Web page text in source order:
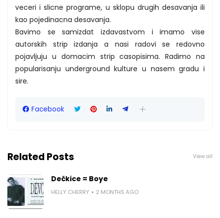
veceri i slicne programe, u sklopu drugih desavanja ili
kao pojedinacna desavanja.
Bavimo se samizdat izdavastvom i imamo vise
autorskih strip izdanja a nasi radovi se redovno
pojavljuju u domacim strip casopisima. Radimo na
popularisanju underground kulture u nasem gradu i
sire.
Facebook
Related Posts View all
Dečkice = Boye
HELLY CHERRY 2 MONTHS AGO